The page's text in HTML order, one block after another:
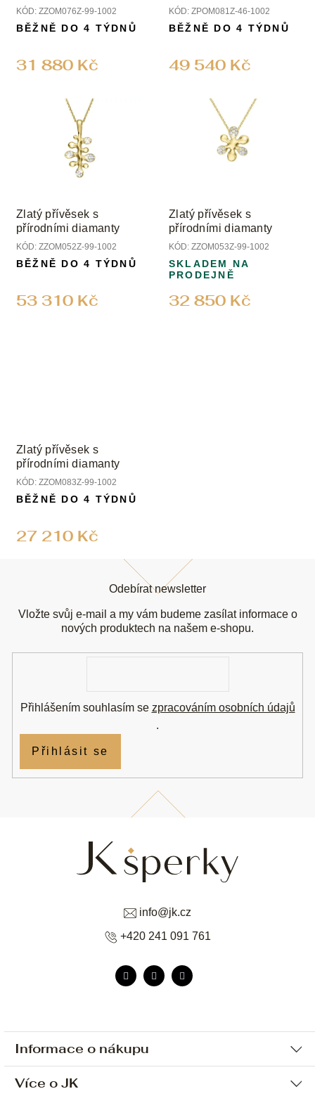
KÓD: ZZOM076Z-99-1002
31 880 Kč
BĚŽNĚ DO 4 TÝDNŮ
KÓD: ZPOM081Z-46-1002
49 540 Kč
BĚŽNĚ DO 4 TÝDNŮ
Zlatý přívěsek s
přírodními diamanty
KÓD: ZZOM052Z-99-1002
53 310 Kč
BĚŽNĚ DO 4 TÝDNŮ
Zlatý přívěsek s
přírodními diamanty
KÓD: ZZOM053Z-99-1002
32 850 Kč
SKLADEM NA
PRODEJNĚ
Zlatý přívěsek s
přírodními diamanty
KÓD: ZZOM083Z-99-1002
27 210 Kč
BĚŽNĚ DO 4 TÝDNŮ
Informace o nákupu
Ochrana osobních údajů
Více o JK
info@jk.cz
+420 241 091 761
Odebírat newsletter
Vložte svůj e-mail a my vám budeme zasílat informace o
nových produktech na našem e-shopu.
Přihlášením souhlasím se zpracováním osobních údajů
.
Přihlásit se